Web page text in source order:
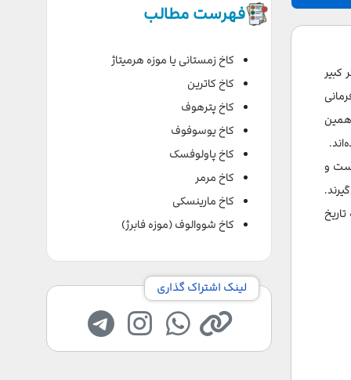
کبیر
و
فهرست مطالب
کاخ زمستانی یا موزه هرمیتاژ
کاخ کاترین
کاخ پترهوف
کاخ یوسوفوف
کاخ پاولوفسک
کاخ مرمر
کاخ مارینسکی
کاخ شووالوف (موزه فابرژ)
لینک اشتراک گذاری